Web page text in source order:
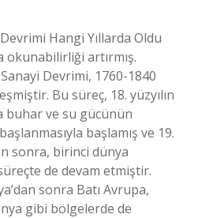
Hangi Yıllarda Oldu
artırmış.
Devrimi, 1760-1840
Bu süreç, 18. yüzyılın
buhar ve su gücünün
başlamış ve 19.
sonra, birinci dünya
de devam etmiştir.
sonra Batı Avrupa,
gibi bölgelerde de